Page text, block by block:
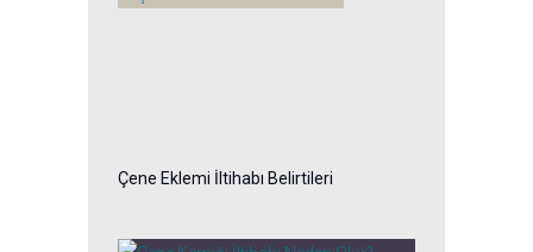
Çene Eklemi İltihabı Belirtileri